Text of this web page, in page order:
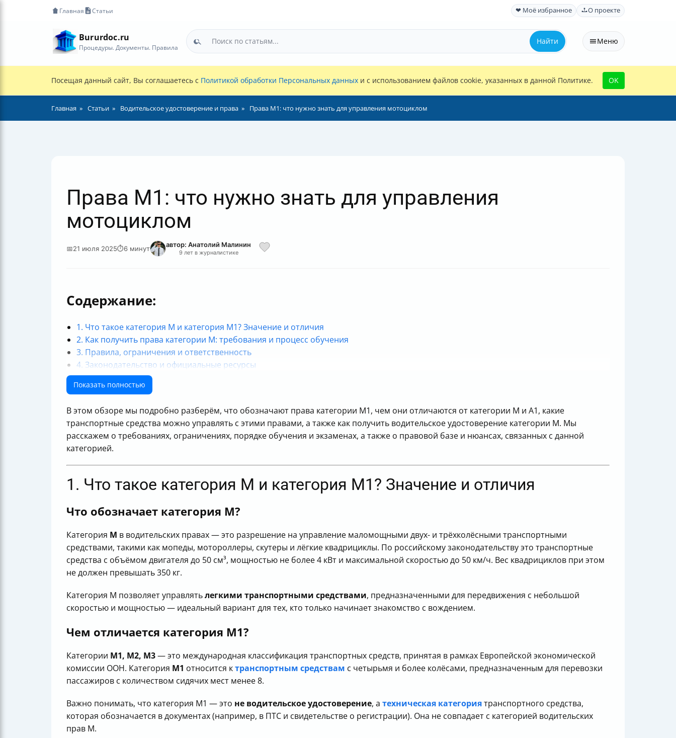
Главная Статьи ❤ Моё избранное О проекте
Bururdoc.ru
Процедуры. Документы. Правила
Найти Меню
Посещая данный сайт, Вы соглашаетесь с Политикой обработки Персональных данных и с использованием файлов cookie, указанных в данной Политике. OK
Главная Статьи Водительское удостоверение и права Права M1: что нужно знать для управления мотоциклом
Права M1: что нужно знать для управления
мотоциклом
📅21 июля 2025⏱6 минут автор: Анатолий Малинин
9 лет в журналистике
Содержание:
1. Что такое категория M и категория M1? Значение и отличия
2. Как получить права категории M: требования и процесс обучения
3. Правила, ограничения и ответственность
4. Законодательство и официальные ресурсы
Итог
Показать полностью
В этом обзоре мы подробно разберём, что обозначают права категории M1, чем они отличаются от категории M и A1, какие
транспортные средства можно управлять с этими правами, а также как получить водительское удостоверение категории M. Мы
расскажем о требованиях, ограничениях, порядке обучения и экзаменах, а также о правовой базе и нюансах, связанных с данной
категорией.
1. Что такое категория M и категория M1? Значение и отличия
Что обозначает категория M?
Категория M в водительских правах — это разрешение на управление маломощными двух- и трёхколёсными транспортными
средствами, такими как мопеды, мотороллеры, скутеры и лёгкие квадрициклы. По российскому законодательству это транспортные
средства с объёмом двигателя до 50 см³, мощностью не более 4 кВт и максимальной скоростью до 50 км/ч. Вес квадрициклов при этом
не должен превышать 350 кг.
Категория M позволяет управлятьлегкими транспортными средствами, предназначенными для передвижения с небольшой
скоростью и мощностью — идеальный вариант для тех, кто только начинает знакомство с вождением.
Чем отличается категория M1?
Категории M1, M2, M3— это международная классификация транспортных средств, принятая в рамках Европейской экономической
комиссии ООН. Категория M1 относится ктранспортным средствам с четырьмя и более колёсами, предназначенным для перевозки
пассажиров с количеством сидячих мест менее 8.
Важно понимать, что категория M1 — это не водительское удостоверение, а техническая категориятранспортного средства,
которая обозначается в документах (например, в ПТС и свидетельстве о регистрации). Она не совпадает с категорией водительских
прав M.